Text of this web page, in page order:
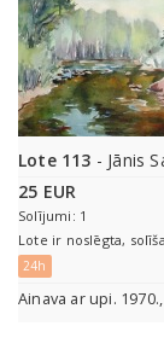
Lote 113 - Jānis
25 EUR
Solījumi: 1
Lote ir noslēgta,
24h
Ainava ar upi.